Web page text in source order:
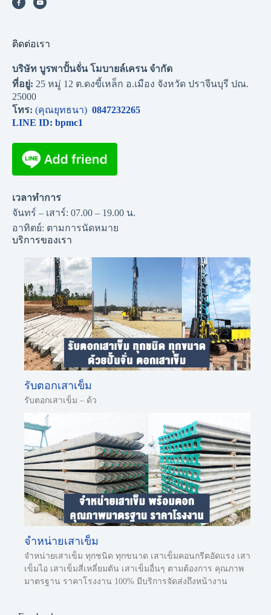
ติดต่อเรา
บริษัท บูรพาปั้นจั่น โมบายล์เครน จำกัด
ที่อยู่: 25 หมู่ 12 ต.ดงขี้เหล็ก อ.เมือง จังหวัด ปราจีนบุรี ปณ.
25000
โทร: (คุณยุทธนา) 0847232265
LINE ID: bpmc1
เวลาทำการ
จันทร์ – เสาร์: 07.00 – 19.00 น.
อาทิตย์: ตามการนัดหมาย
บริการของเรา
รับตอกเสาเข็ม
รับตอกเสาเข็ม – ด้ว
จำหน่ายเสาเข็ม
จำหน่ายเสาเข็ม ทุกชนิด ทุกขนาด เสาเข็มคอนกรีตอัดแรง เสา
เข็มไอ เสาเข็มสี่เหลี่ยมตัน เสาเข็มอื่นๆ ตามต้องการ คุณภาพ
มาตรฐาน ราคาโรงงาน 100% มีบริการจัดส่งถึงหน้างาน